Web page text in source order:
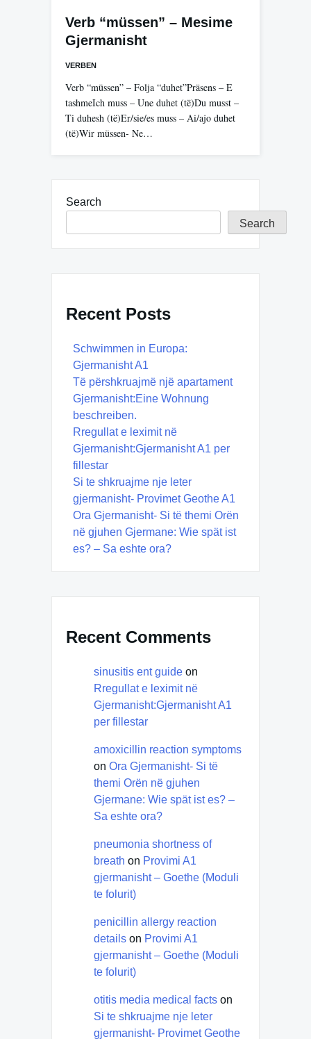
Verb “müssen” – Mesime
Gjermanisht
VERBEN
Verb “müssen” – Folja “duhet”Präsens – E
tashmeIch muss – Une duhet (të)Du musst –
Ti duhesh (të)Er/sie/es muss – Ai/ajo duhet
(të)Wir müssen- Ne…
Search
Search
Recent Posts
Schwimmen in Europa:
Gjermanisht A1
Të përshkruajmë një apartament
Gjermanisht:Eine Wohnung
beschreiben.
Rregullat e leximit në
Gjermanisht:Gjermanisht A1 per
fillestar
Si te shkruajme nje leter
gjermanisht- Provimet Geothe A1
Ora Gjermanisht- Si të themi Orën
në gjuhen Gjermane: Wie spät ist
es? – Sa eshte ora?
Recent Comments
sinusitis ent guide on
Rregullat e leximit në
Gjermanisht:Gjermanisht A1
per fillestar
amoxicillin reaction symptoms
on Ora Gjermanisht- Si të
themi Orën në gjuhen
Gjermane: Wie spät ist es? –
Sa eshte ora?
pneumonia shortness of
breath on Provimi A1
gjermanisht – Goethe (Moduli
te folurit)
penicillin allergy reaction
details on Provimi A1
gjermanisht – Goethe (Moduli
te folurit)
otitis media medical facts on
Si te shkruajme nje leter
gjermanisht- Provimet Geothe